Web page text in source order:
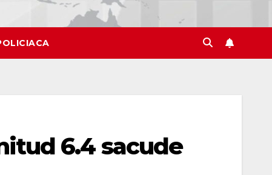
6.4 sacude